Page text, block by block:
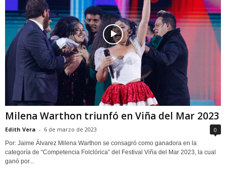
Milena Warthon triunfó en Viña del Mar 2023
Edith Vera - 6 de marzo de 2023 0
Por: Jaime Álvarez Milena Warthon se consagró como ganadora en la
categoría de “Competencia Folclórica” del Festival Viña del Mar 2023, la cual
ganó por...